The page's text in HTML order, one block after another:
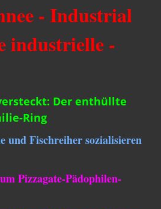
- Industrial
industrielle -
Der enthüllte
Ring
und Fischreiher sozialisieren
Pizzagate-Pädophilen-